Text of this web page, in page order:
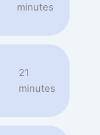
minutes
21
minutes